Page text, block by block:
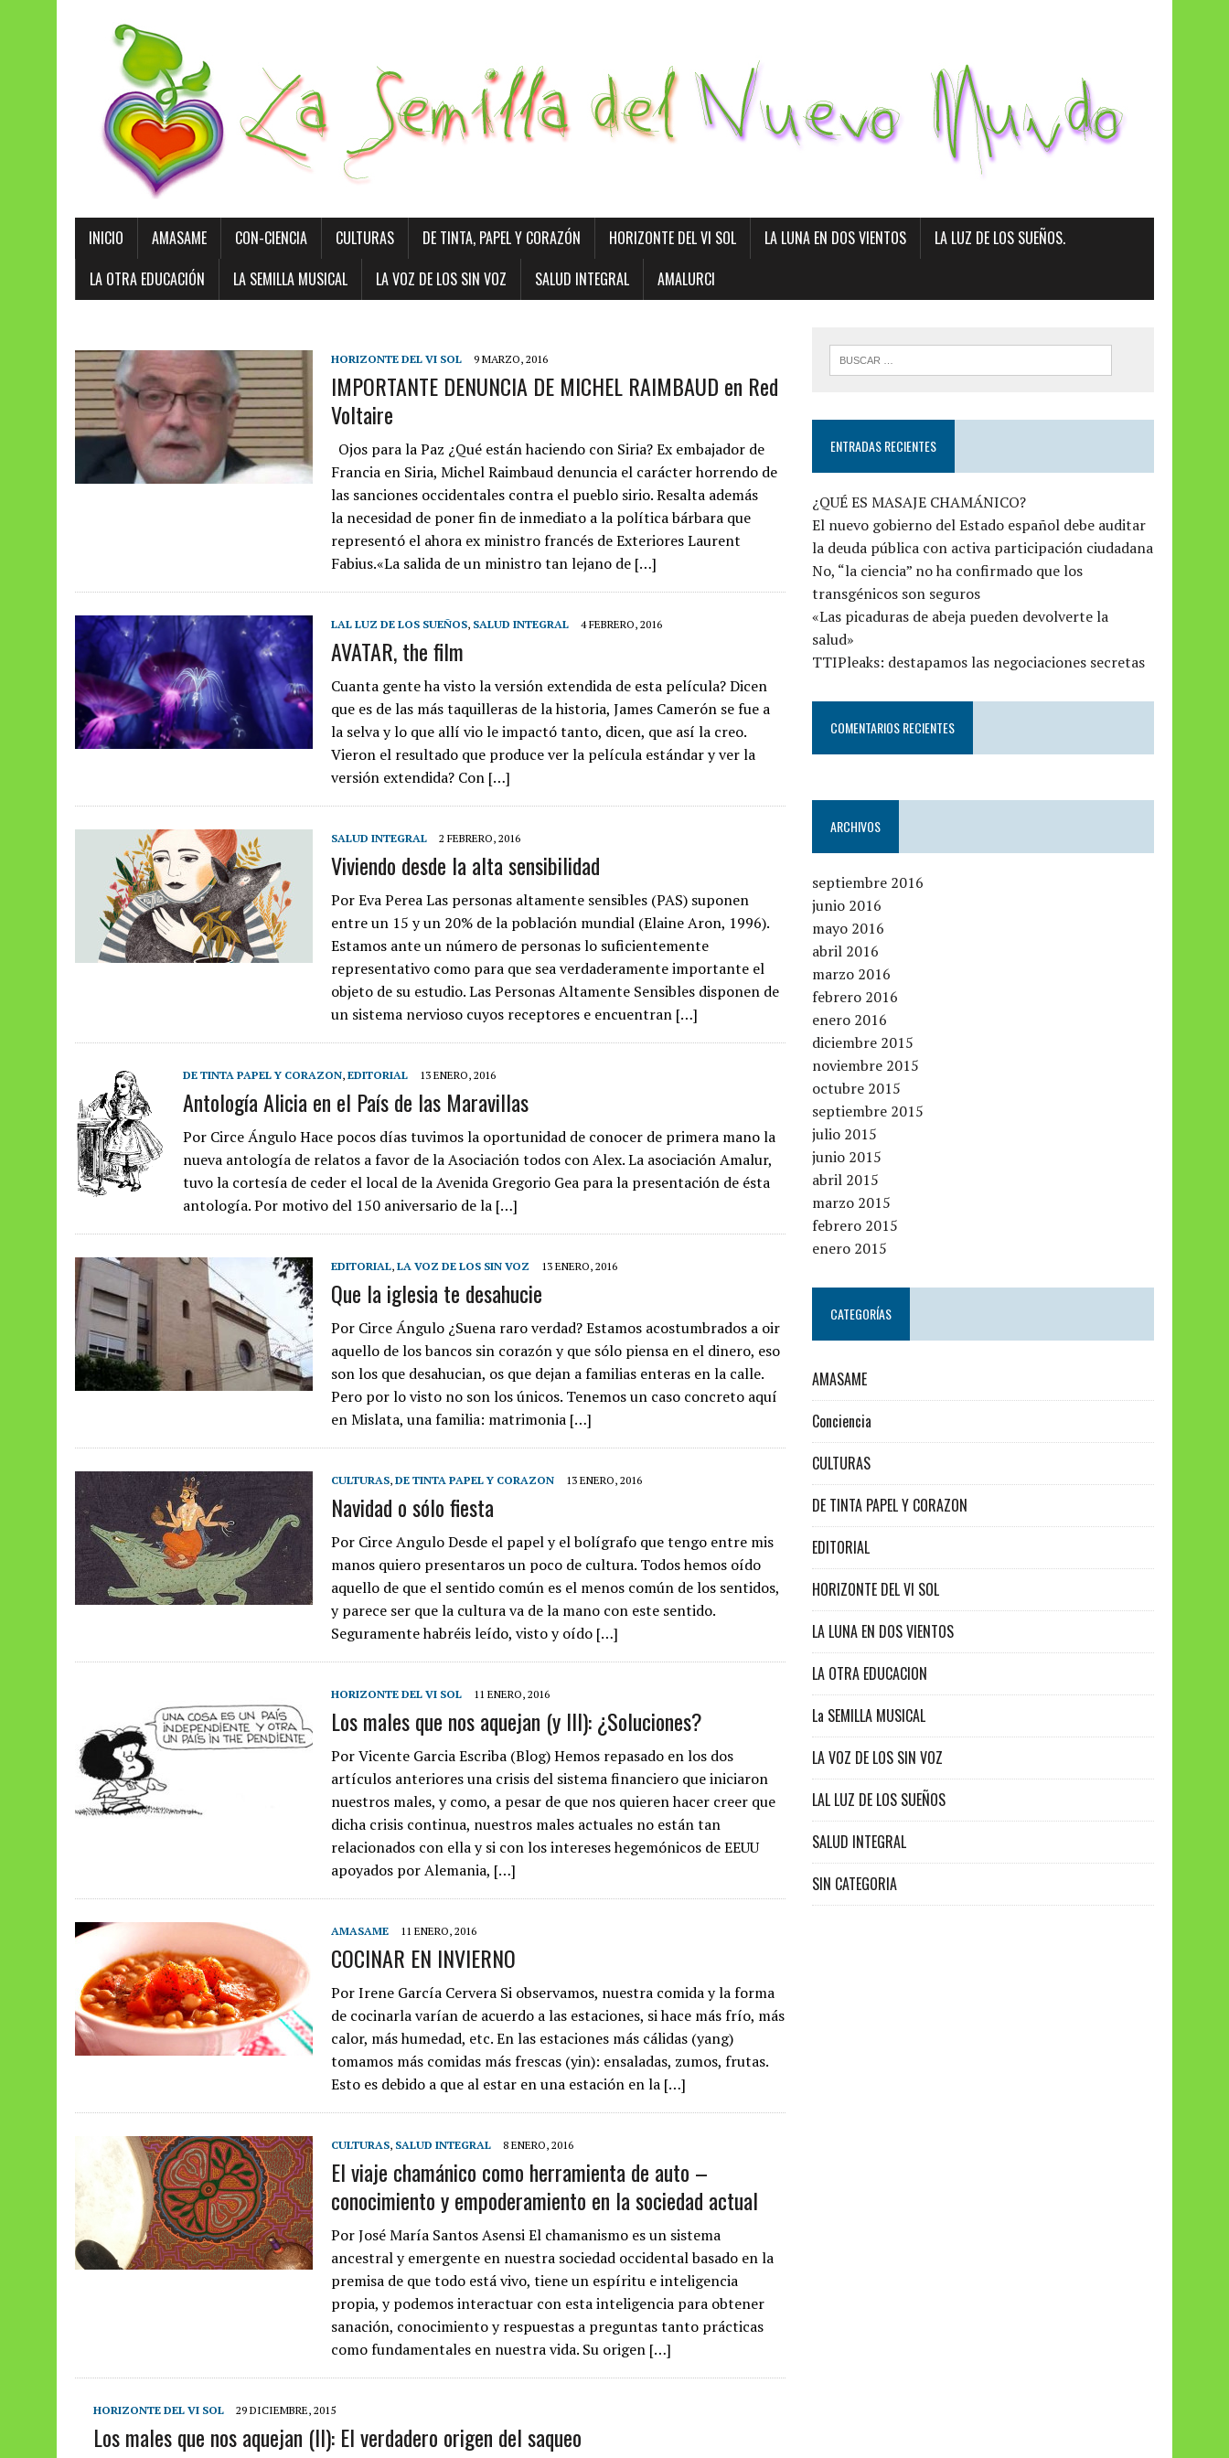
INICIO AMASAME CON-CIENCIA CULTURAS DE TINTA, PAPEL Y CORAZÓN HORIZONTE DEL VI SOL LA LUNA EN DOS VIENTOS
LA LUZ DE LOS SUEÑOS.
LA OTRA EDUCACIÓN
LA SEMILLA MUSICAL LA VOZ DE LOS SIN VOZ SALUD INTEGRAL AMALURCI
HORIZONTE DEL VI SOL 9 MARZO, 2016
IMPORTANTE DENUNCIA DE MICHEL RAIMBAUD en Red
Voltaire
Ojos para la Paz ¿Qué están haciendo con Siria? Ex embajador de
Francia en Siria, Michel Raimbaud denuncia el carácter horrendo de
las sanciones occidentales contra el pueblo sirio. Resalta además
la necesidad de poner fin de inmediato a la política bárbara que
representó el ahora ex ministro francés de Exteriores Laurent
Fabius.«La salida de un ministro tan lejano de […]
LAL LUZ DE LOS SUEÑOS, SALUD INTEGRAL 4 FEBRERO, 2016
AVATAR, the film
Cuanta gente ha visto la versión extendida de esta película? Dicen
que es de las más taquilleras de la historia, James Camerón se fue a
la selva y lo que allí vio le impactó tanto, dicen, que así la creo.
Vieron el resultado que produce ver la película estándar y ver la
versión extendida? Con […]
SALUD INTEGRAL 2 FEBRERO, 2016
Viviendo desde la alta sensibilidad
Por Eva Perea Las personas altamente sensibles (PAS) suponen
entre un 15 y un 20% de la población mundial (Elaine Aron, 1996).
Estamos ante un número de personas lo suficientemente
representativo como para que sea verdaderamente importante el
objeto de su estudio. Las Personas Altamente Sensibles disponen de
un sistema nervioso cuyos receptores e encuentran […]
DE TINTA PAPEL Y CORAZON, EDITORIAL 13 ENERO, 2016
Antología Alicia en el País de las Maravillas
Por Circe Ángulo Hace pocos días tuvimos la oportunidad de conocer de primera mano la
nueva antología de relatos a favor de la Asociación todos con Alex. La asociación Amalur,
tuvo la cortesía de ceder el local de la Avenida Gregorio Gea para la presentación de ésta
antología. Por motivo del 150 aniversario de la […]
EDITORIAL, LA VOZ DE LOS SIN VOZ 13 ENERO, 2016
Que la iglesia te desahucie
Por Circe Ángulo ¿Suena raro verdad? Estamos acostumbrados a oir
aquello de los bancos sin corazón y que sólo piensa en el dinero, eso
son los que desahucian, os que dejan a familias enteras en la calle.
Pero por lo visto no son los únicos. Tenemos un caso concreto aquí
en Mislata, una familia: matrimonia […]
CULTURAS, DE TINTA PAPEL Y CORAZON 13 ENERO, 2016
Navidad o sólo fiesta
Por Circe Angulo Desde el papel y el bolígrafo que tengo entre mis
manos quiero presentaros un poco de cultura. Todos hemos oído
aquello de que el sentido común es el menos común de los sentidos,
y parece ser que la cultura va de la mano con este sentido.
Seguramente habréis leído, visto y oído […]
HORIZONTE DEL VI SOL 11 ENERO, 2016
Los males que nos aquejan (y III): ¿Soluciones?
Por Vicente Garcia Escriba (Blog) Hemos repasado en los dos
artículos anteriores una crisis del sistema financiero que iniciaron
nuestros males, y como, a pesar de que nos quieren hacer creer que
dicha crisis continua, nuestros males actuales no están tan
relacionados con ella y si con los intereses hegemónicos de EEUU
apoyados por Alemania, […]
AMASAME 11 ENERO, 2016
COCINAR EN INVIERNO
Por Irene García Cervera Si observamos, nuestra comida y la forma
de cocinarla varían de acuerdo a las estaciones, si hace más frío, más
calor, más humedad, etc. En las estaciones más cálidas (yang)
tomamos más comidas más frescas (yin): ensaladas, zumos, frutas.
Esto es debido a que al estar en una estación en la […]
CULTURAS, SALUD INTEGRAL 8 ENERO, 2016
El viaje chamánico como herramienta de auto –
conocimiento y empoderamiento en la sociedad actual
Por José María Santos Asensi El chamanismo es un sistema
ancestral y emergente en nuestra sociedad occidental basado en la
premisa de que todo está vivo, tiene un espíritu e inteligencia
propia, y podemos interactuar con esta inteligencia para obtener
sanación, conocimiento y respuestas a preguntas tanto prácticas
como fundamentales en nuestra vida. Su origen […]
HORIZONTE DEL VI SOL 29 DICIEMBRE, 2015
Los males que nos aquejan (II): El verdadero origen del saqueo
ENTRADAS RECIENTES
¿QUÉ ES MASAJE CHAMÁNICO?
El nuevo gobierno del Estado español debe auditar
la deuda pública con activa participación ciudadana
No, “la ciencia” no ha confirmado que los
transgénicos son seguros
«Las picaduras de abeja pueden devolverte la
salud»
TTIPleaks: destapamos las negociaciones secretas
COMENTARIOS RECIENTES
ARCHIVOS
septiembre 2016
junio 2016
mayo 2016
abril 2016
marzo 2016
febrero 2016
enero 2016
diciembre 2015
noviembre 2015
octubre 2015
septiembre 2015
julio 2015
junio 2015
abril 2015
marzo 2015
febrero 2015
enero 2015
CATEGORÍAS
AMASAME
Conciencia
CULTURAS
DE TINTA PAPEL Y CORAZON
EDITORIAL
HORIZONTE DEL VI SOL
LA LUNA EN DOS VIENTOS
LA OTRA EDUCACION
La SEMILLA MUSICAL
LA VOZ DE LOS SIN VOZ
LAL LUZ DE LOS SUEÑOS
SALUD INTEGRAL
SIN CATEGORIA